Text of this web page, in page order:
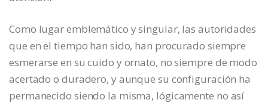
Como lugar emblemático y singular, las autoridades
que en el tiempo han sido, han procurado siempre
esmerarse en su cuido y ornato, no siempre de modo
acertado o duradero, y aunque su configuración ha
permanecido siendo la misma, lógicamente no así